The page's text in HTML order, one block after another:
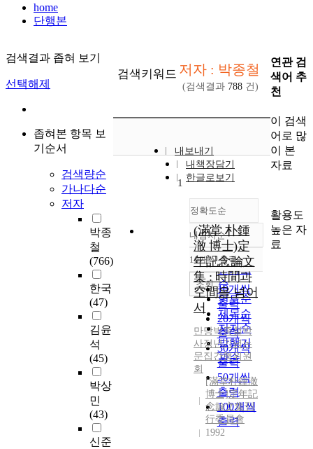
home
단행본
검색결과 좁혀 보기
선택해제
좁혀본 항목 보
기순서
검색량순
가나다순
저자
박종
철
(766)
한국
(47)
김윤
석
(45)
박상
민
(43)
신준
검색키워드 저자 : 박종철
(검색결과 788 건)
내보내기
내책장담기
한글로보기
정확도순
정확도
순
인기도
순
연도순
제목순
저자순
발행기
관순
내림차순
내림차순
10개씩 출력
10개씩
출력
20개씩
출력
30개씩
출력
50개씩
출력
100개씩
출력
조회
1
(滿堂 朴鍾
澈 博士)定
年記念論文
集 : 時間과
空間을 넘어
서
만당박종철박
사정년기념논
문집간행위원
회
[滿堂朴鍾澈
博士]定年記
念論文集刊
行委員會
1992
연관 검
색어 추
천
이 검색
어로 많
이 본
자료
활용도
높은 자
료